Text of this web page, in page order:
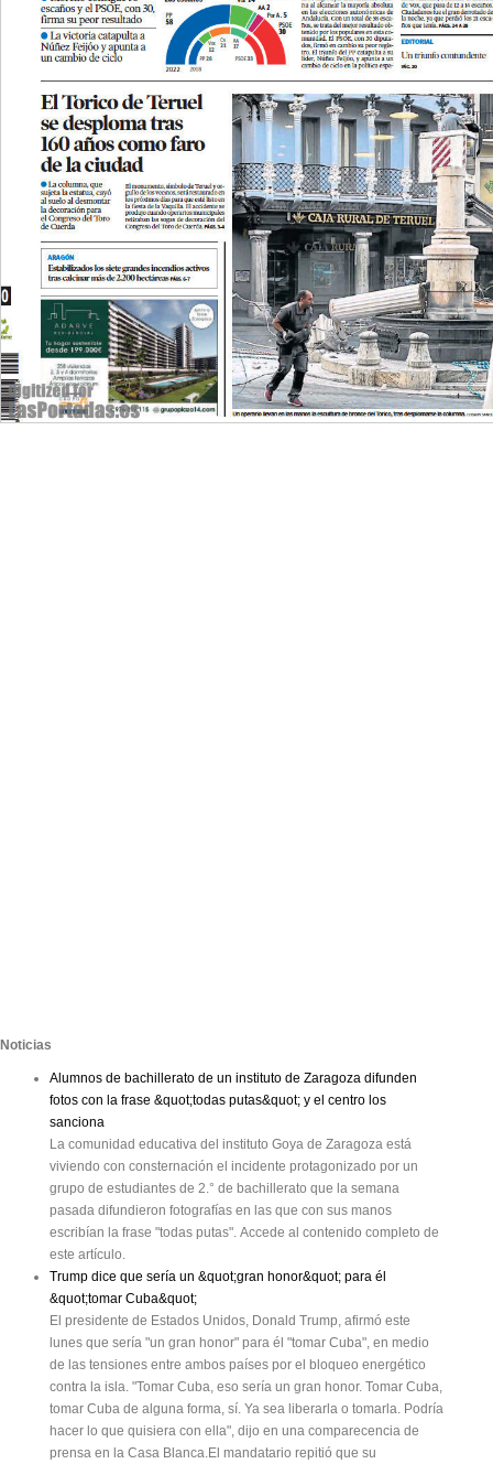
Noticias
Alumnos de bachillerato de un instituto de Zaragoza difunden
fotos con la frase &quot;todas putas&quot; y el centro los
sanciona
La comunidad educativa del instituto Goya de Zaragoza está
viviendo con consternación el incidente protagonizado por un
grupo de estudiantes de 2.° de bachillerato que la semana
pasada difundieron fotografías en las que con sus manos
escribían la frase "todas putas". Accede al contenido completo de
este artículo.
Trump dice que sería un &quot;gran honor&quot; para él
&quot;tomar Cuba&quot;
El presidente de Estados Unidos, Donald Trump, afirmó este
lunes que sería "un gran honor" para él "tomar Cuba", en medio
de las tensiones entre ambos países por el bloqueo energético
contra la isla. "Tomar Cuba, eso sería un gran honor. Tomar Cuba,
tomar Cuba de alguna forma, sí. Ya sea liberarla o tomarla. Podría
hacer lo que quisiera con ella", dijo en una comparecencia de
prensa en la Casa Blanca.El mandatario repitió que su